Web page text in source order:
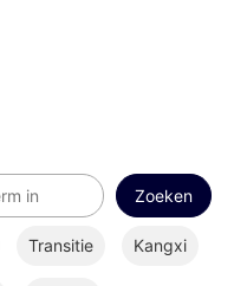
Transitie Kangxi